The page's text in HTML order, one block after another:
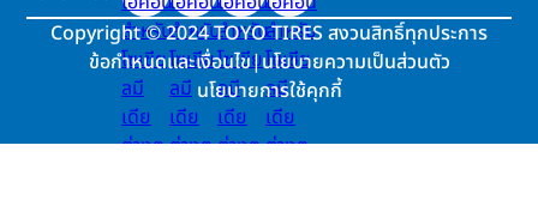
Copyright©2024 TOYO TIRES สงวนสิทธิ์ทุกประการ
ข้อกำหนดและเงื่อนไข|นโยบายความเป็นส่วนตัว
นโยบายการใช้คุกกี้